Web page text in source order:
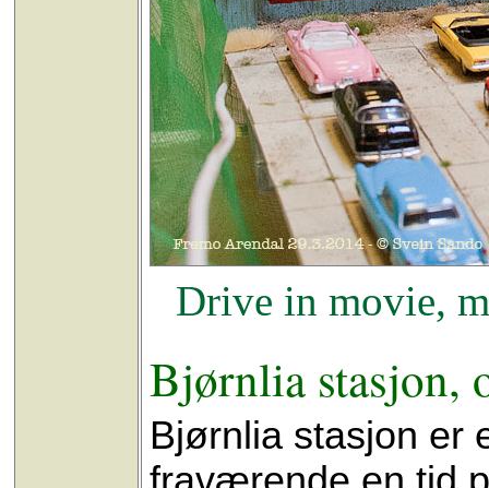
Drive in movie,
Bjørnlia stasjon,
Bjørnlia stasjon er